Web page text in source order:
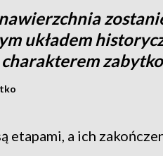
układem
charakterem
etapami, a ich